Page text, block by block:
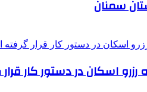
سمنان
رزرو اسکان در دستور کار